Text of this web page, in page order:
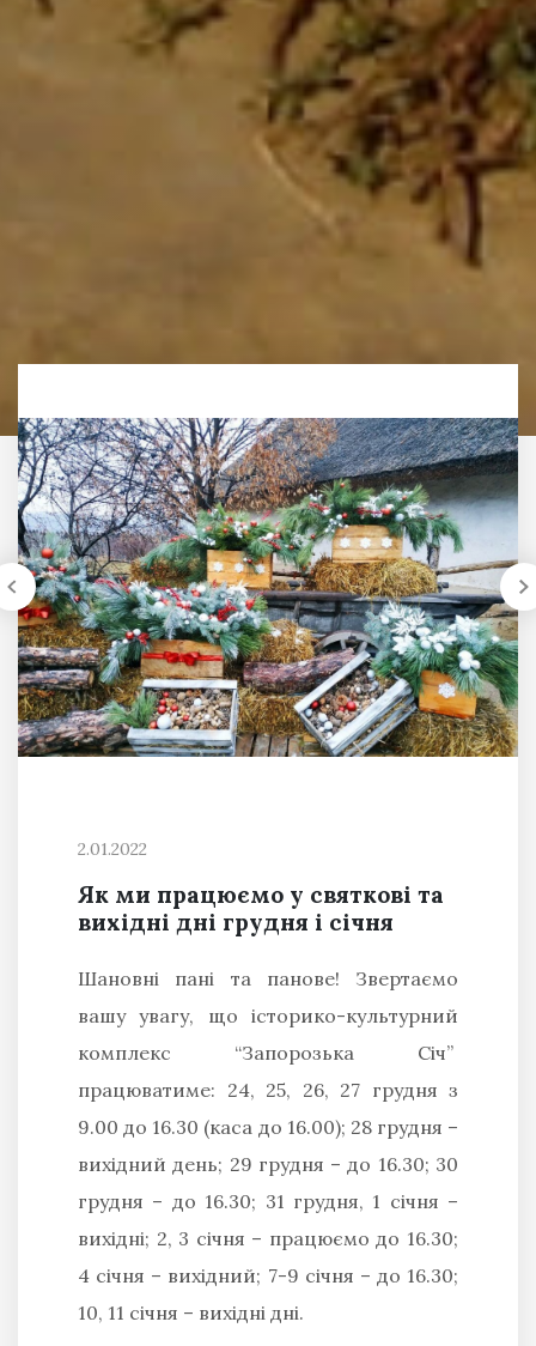
2.01.2022
Як ми працюємо у святкові та
вихідні дні грудня і січня
Шановні пані та панове! Звертаємо
вашу увагу, що історико-культурний
комплекс “Запорозька Січ”
працюватиме: 24, 25, 26, 27 грудня з
9.00 до 16.30 (каса до 16.00); 28 грудня –
вихідний день; 29 грудня – до 16.30; 30
грудня – до 16.30; 31 грудня, 1 січня –
вихідні; 2, 3 січня – працюємо до 16.30;
4 січня – вихідний; 7-9 січня – до 16.30;
10, 11 січня – вихідні дні.